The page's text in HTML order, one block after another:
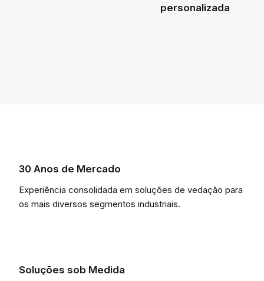
personalizada
30 Anos de Mercado
Experiência consolidada em soluções de vedação para
os mais diversos segmentos industriais.
Soluções sob Medida